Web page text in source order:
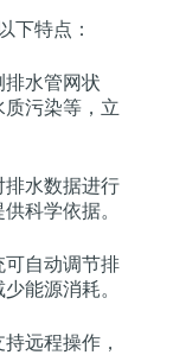
下特点：
排水管网状
污染等，立
排水数据进行
科学依据。
可自动调节排
能源消耗。
远程操作，